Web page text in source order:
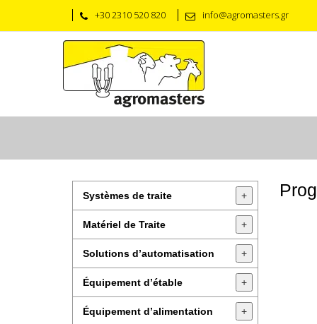
+30 2310 520 820 info@agromasters.gr
Systèmes de traite +
Matériel de Traite +
Solutions d’automatisation +
Équipement d’étable +
Équipement d’alimentation +